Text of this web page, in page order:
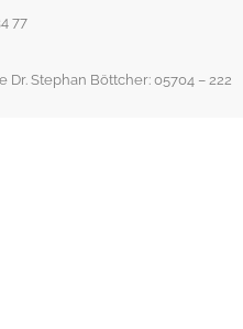
77
Dr. Stephan Böttcher: 05704 – 222